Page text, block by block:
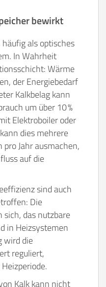
bewirkt
als optisches
In Wahrheit
Wärme
der Energiebedarf
Kalkbelag kann
um über 10 %
Elektroboiler oder
dies mehrere
Jahr ausmachen,
auf die
sind auch
Die
das nutzbare
in Heizsystemen
wird die
reguliert,
Kalk kann nicht